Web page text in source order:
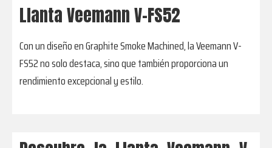
Llanta Veemann V-FS52
Con un diseño en Graphite Smoke Machined, la Veemann V-
FS52 no solo destaca, sino que también proporciona un
rendimiento excepcional y estilo.